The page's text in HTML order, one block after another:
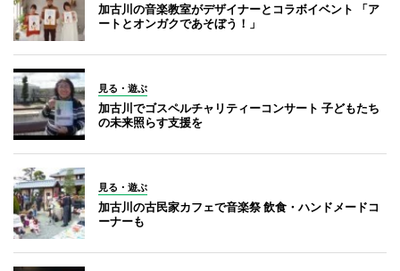
加古川の音楽教室がデザイナーとコラボイベント 「ア
ートとオンガクであそぼう！」
見る・遊ぶ
加古川でゴスペルチャリティーコンサート 子どもたち
の未来照らす支援を
見る・遊ぶ
加古川の古民家カフェで音楽祭 飲食・ハンドメードコ
ーナーも